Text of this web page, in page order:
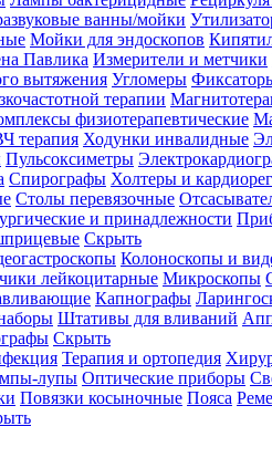
ванны/мойки
Мойки для эндоскопов
Павлика Измерители и метчики
вытяжения Угломеры
терапии
физиотерапевтические
терапия Ходунки инвалидные
Пульсоксиметры
Спирографы Холтеры и
Столы перевязочные
и принадлежности
Скрыть
Колоноскопы и
лейкоцитарные Микроскопы
Капнографы
Штативы для вливаний
Скрыть
Терапия и ортопедия
лупы Оптические приборы
Повязки косыночные Пояса